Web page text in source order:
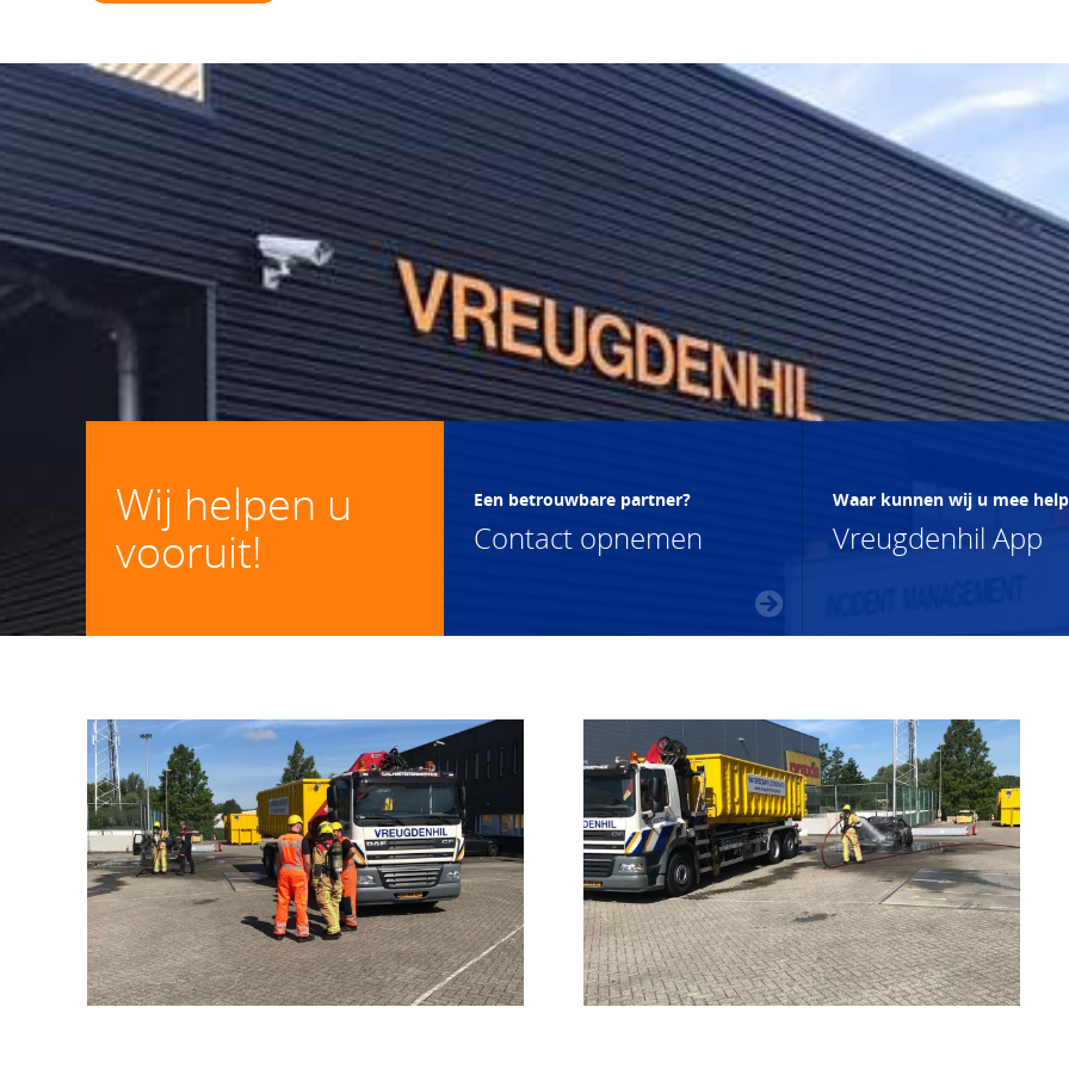
Wij helpen u
vooruit!
Een betrouwbare partner?
Contact opnemen
Waar kunnen wij u mee
Vreugdenhil App